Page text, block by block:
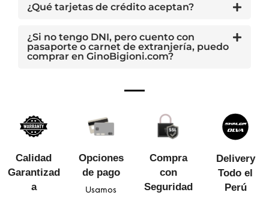
¿Qué tarjetas de crédito aceptan?
¿Si no tengo DNI, pero cuento con
pasaporte o carnet de extranjería, puedo
comprar en GinoBigioni.com?
Calidad
Garantizad
a​
Opciones
de pago
Usamos
Compra
con
Seguridad​
Delivery
Todo el
Perú